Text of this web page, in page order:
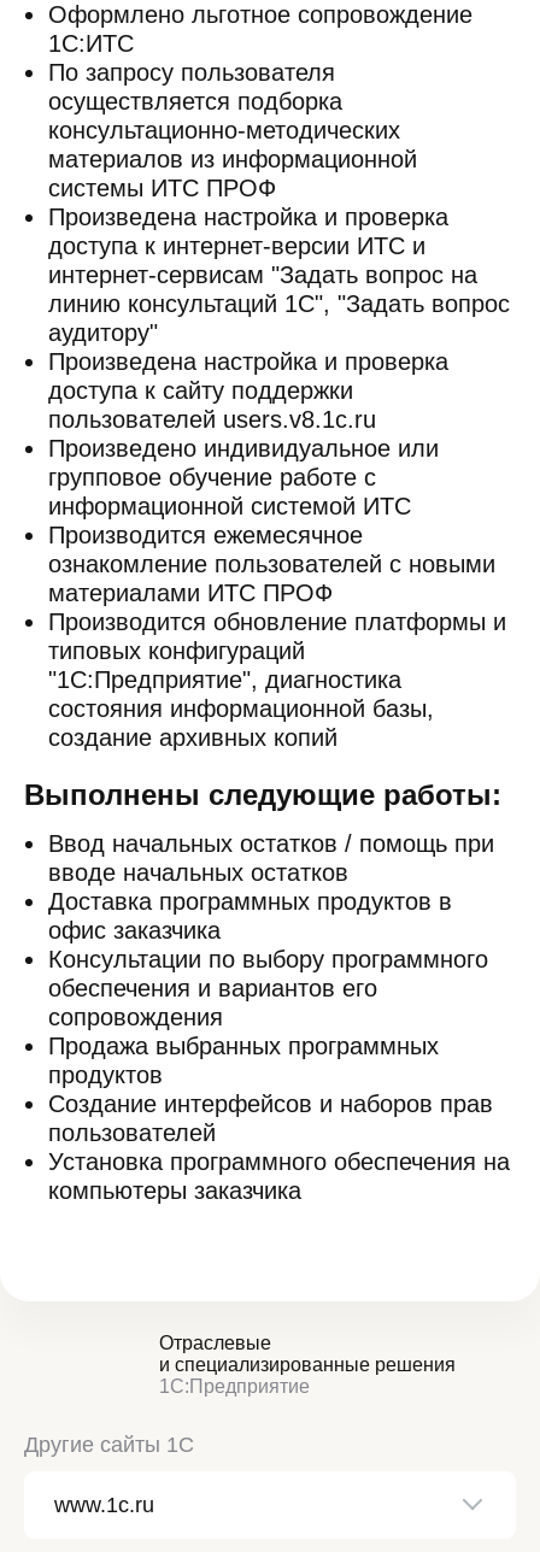
Оформлено льготное сопровождение
1С:ИТС
По запросу пользователя
осуществляется подборка
консультационно-методических
материалов из информационной
системы ИТС ПРОФ
Произведена настройка и проверка
доступа к интернет-версии ИТС и
интернет-сервисам "Задать вопрос на
линию консультаций 1С", "Задать вопрос
аудитору"
Произведена настройка и проверка
доступа к сайту поддержки
пользователей users.v8.1c.ru
Произведено индивидуальное или
групповое обучение работе с
информационной системой ИТС
Производится ежемесячное
ознакомление пользователей с новыми
материалами ИТС ПРОФ
Производится обновление платформы и
типовых конфигураций
"1С:Предприятие", диагностика
состояния информационной базы,
создание архивных копий
Выполнены следующие работы:
Ввод начальных остатков / помощь при
вводе начальных остатков
Доставка программных продуктов в
офис заказчика
Консультации по выбору программного
обеспечения и вариантов его
сопровождения
Продажа выбранных программных
продуктов
Создание интерфейсов и наборов прав
пользователей
Установка программного обеспечения на
компьютеры заказчика
Отраслевые
и специализированные решения
1С:Предприятие
Другие сайты 1С